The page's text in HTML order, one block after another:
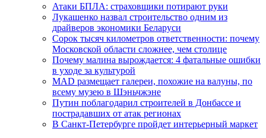
Атаки БПЛА: страховщики потирают руки
Лукашенко назвал строительство одним из
драйверов экономики Беларуси
Сорок тысяч километров ответственности: почему
Московской области сложнее, чем столице
Почему малина вырождается: 4 фатальные ошибки
в уходе за культурой
MAD размещает галереи, похожие на валуны, по
всему музею в Шэньчжэне
Путин поблагодарил строителей в Донбассе и
пострадавших от атак регионах
В Санкт-Петербурге пройдет интерьерный маркет